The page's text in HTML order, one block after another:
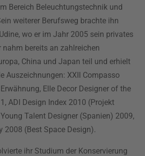
Bereich Beleuchtungstechnik und
weiterer Berufsweg brachte ihn
wo er im Jahr 2005 sein privates
nahm bereits an zahlreichen
China und Japan teil und erhielt
Auszeichnungen: XXII Compasso
Elle Decor Designer of the
ADI Design Index 2010 (Projekt
Talent Designer (Spanien) 2009,
2008 (Best Space Design).
ihr Studium der Konservierung